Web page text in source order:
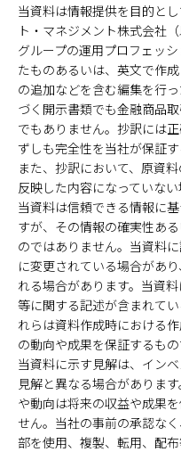
当資料は情報提供を目的と
ト・マネジメント株式会社
グループの運用プロフェッ
たものあるいは、英文で作
の追加などを含む編集を行
づく開示書類でも金融商品
でもありません。抄訳には
ずしも完全性を当社が保証す
また、抄訳において、原資
反映した内容になっていない
当資料は信頼できる情報に
すが、その情報の確実性あ
のではありません。当資料
に変更されている場合があ
れる場合があります。当資
等に関する記述が含まれて
れらは資料作成時における
の動向や成果を保証するもの
当資料に示す見解は、イン
見解と異なる場合がありま
や動向は将来の収益や成果
せん。当社の事前の承認な
部を使用、複製、転用、配布